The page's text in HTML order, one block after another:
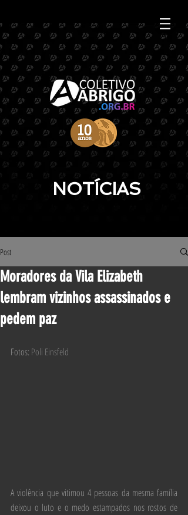
NOTÍCIAS
Post
Moradores da Vila Elizabeth
lembram vizinhos assassinados e
pedem paz
Fotos: Poli Einsfeld
​​A violência que vitimou 4 pessoas da mesma família
deixou o luto e o medo estampados nos rostos de